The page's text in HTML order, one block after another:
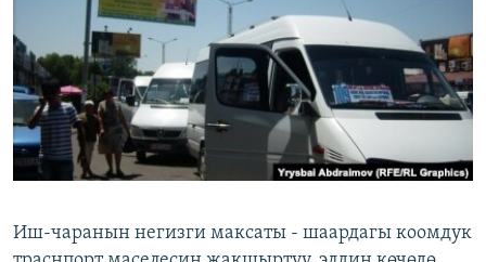
ЭЖЕ-СИҢДИЛЕР
АЗАТТЫК+
ЫҢГАЙСЫЗ СУРООЛОР
ОНЛАЙН ШЕРИНЕ
ЭЕ/АРнун бардык сайттары
Иш-чаранын негизги максаты - шаардагы коомдук